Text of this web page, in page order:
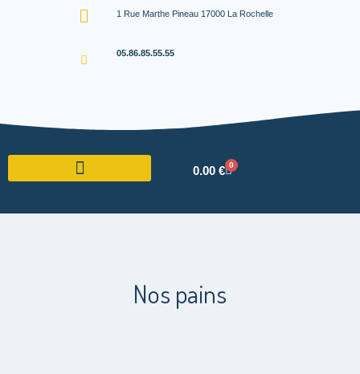
1 Rue Marthe Pineau 17000 La Rochelle
05.86.85.55.55
0.00 € 0
Nos pains